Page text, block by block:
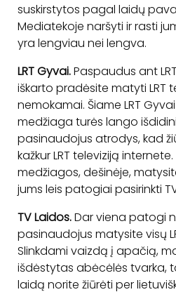
suskirstytos pagal laidų
Mediatekoje naršyti ir rasti
yra lengviau nei lengva.
LRT Gyvai.Paspaudus ant
iškarto pradėsite matyti LRT
nemokamai. Šiame LRT
medžiaga turės lango
pasinaudojus atrodys, kad
kažkur LRT televiziją
medžiagos, dešinėje,
jums leis patogiai pasirinkti
TV Laidos.Dar viena patogi
pasinaudojus matysite visų
Slinkdami vaizdą į apačią,
išdėstytas abėcėlės tvarka,
laidą norite žiūrėti per